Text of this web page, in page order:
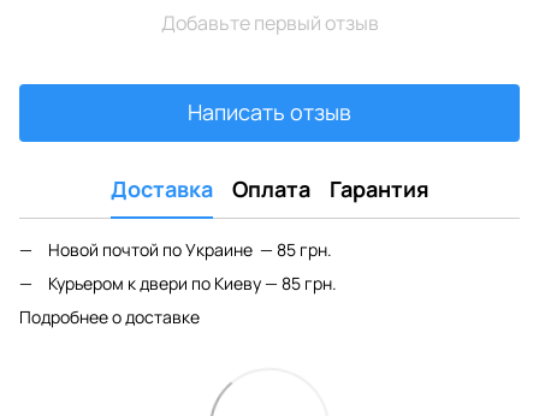
Добавьте первый отзыв
Написать отзыв
Доставка Оплата Гарантия
Новой почтой по Украине — 85 грн.
Курьером к двери по Киеву — 85 грн.
Подробнее о доставке